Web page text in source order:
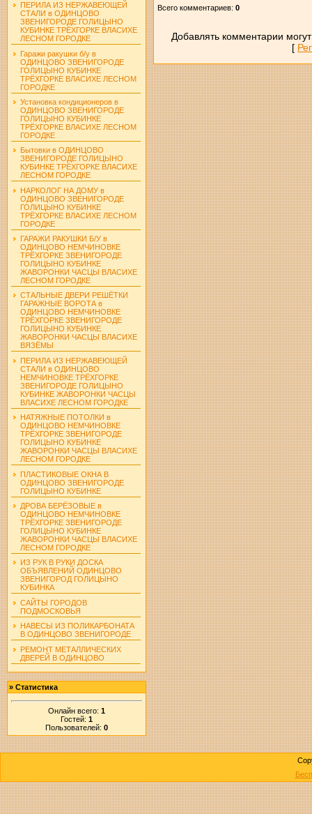
ПЕРИЛА ИЗ НЕРЖАВЕЮЩЕЙ
СТАЛИ в ОДИНЦОВО
ЗВЕНИГОРОДЕ ГОЛИЦЫНО
КУБИНКЕ ТРЁХГОРКЕ ВЛАСИХЕ
ЛЕСНОМ ГОРОДКЕ
Гаражи ракушки б/у в
ОДИНЦОВО ЗВЕНИГОРОДЕ
ГОЛИЦЫНО КУБИНКЕ
ТРЁХГОРКЕ ВЛАСИХЕ ЛЕСНОМ
ГОРОДКЕ
Установка кондиционеров в
ОДИНЦОВО ЗВЕНИГОРОДЕ
ГОЛИЦЫНО КУБИНКЕ
ТРЁХГОРКЕ ВЛАСИХЕ ЛЕСНОМ
ГОРОДКЕ
Бытовки в ОДИНЦОВО
ЗВЕНИГОРОДЕ ГОЛИЦЫНО
КУБИНКЕ ТРЁХГОРКЕ ВЛАСИХЕ
ЛЕСНОМ ГОРОДКЕ
НАРКОЛОГ НА ДОМУ в
ОДИНЦОВО ЗВЕНИГОРОДЕ
ГОЛИЦЫНО КУБИНКЕ
ТРЁХГОРКЕ ВЛАСИХЕ ЛЕСНОМ
ГОРОДКЕ
ГАРАЖИ РАКУШКИ Б/У в
ОДИНЦОВО НЕМЧИНОВКЕ
ТРЁХГОРКЕ ЗВЕНИГОРОДЕ
ГОЛИЦЫНО КУБИНКЕ
ЖАВОРОНКИ ЧАСЦЫ ВЛАСИХЕ
ЛЕСНОМ ГОРОДКЕ
СТАЛЬНЫЕ ДВЕРИ РЕШЁТКИ
ГАРАЖНЫЕ ВОРОТА в
ОДИНЦОВО НЕМЧИНОВКЕ
ТРЁХГОРКЕ ЗВЕНИГОРОДЕ
ГОЛИЦЫНО КУБИНКЕ
ЖАВОРОНКИ ЧАСЦЫ ВЛАСИХЕ
ВЯЗЁМЫ
ПЕРИЛА ИЗ НЕРЖАВЕЮЩЕЙ
СТАЛИ в ОДИНЦОВО
НЕМЧИНОВКЕ ТРЁХГОРКЕ
ЗВЕНИГОРОДЕ ГОЛИЦЫНО
КУБИНКЕ ЖАВОРОНКИ ЧАСЦЫ
ВЛАСИХЕ ЛЕСНОМ ГОРОДКЕ
НАТЯЖНЫЕ ПОТОЛКИ в
ОДИНЦОВО НЕМЧИНОВКЕ
ТРЁХГОРКЕ ЗВЕНИГОРОДЕ
ГОЛИЦЫНО КУБИНКЕ
ЖАВОРОНКИ ЧАСЦЫ ВЛАСИХЕ
ЛЕСНОМ ГОРОДКЕ
ПЛАСТИКОВЫЕ ОКНА В
ОДИНЦОВО ЗВЕНИГОРОДЕ
ГОЛИЦЫНО КУБИНКЕ
ДРОВА БЕРЁЗОВЫЕ в
ОДИНЦОВО НЕМЧИНОВКЕ
ТРЁХГОРКЕ ЗВЕНИГОРОДЕ
ГОЛИЦЫНО КУБИНКЕ
ЖАВОРОНКИ ЧАСЦЫ ВЛАСИХЕ
ЛЕСНОМ ГОРОДКЕ
ИЗ РУК В РУКИ ДОСКА
ОБЪЯВЛЕНИЙ ОДИНЦОВО
ЗВЕНИГОРОД ГОЛИЦЫНО
КУБИНКА
САЙТЫ ГОРОДОВ
ПОДМОСКОВЬЯ
НАВЕСЫ ИЗ ПОЛИКАРБОНАТА
В ОДИНЦОВО ЗВЕНИГОРОДЕ
РЕМОНТ МЕТАЛЛИЧЕСКИХ
ДВЕРЕЙ В ОДИНЦОВО
» Статистика
Онлайн всего: 1
Гостей: 1
Пользователей: 0
Всего комментариев: 0
Добавлять комментарии
[